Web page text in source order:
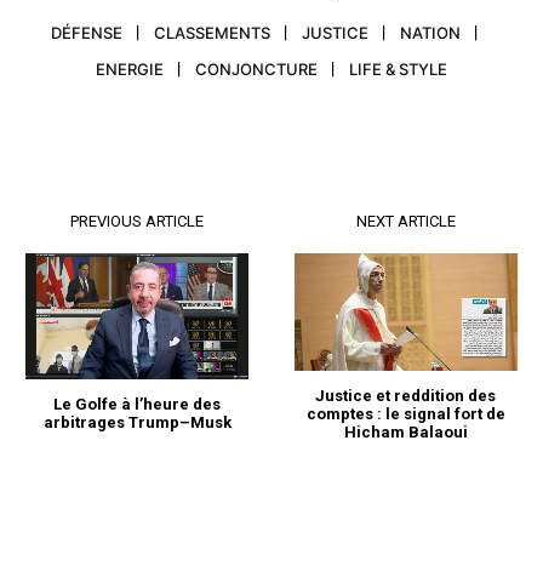
DÉFENSE CLASSEMENTS JUSTICE
NATION
ENERGIE
CONJONCTURE LIFE & STYLE
PREVIOUS ARTICLE
Le Golfe à l’heure des
arbitrages Trump–Musk
NEXT ARTICLE
Justice et reddition des
comptes : le signal fort de
Hicham Balaoui